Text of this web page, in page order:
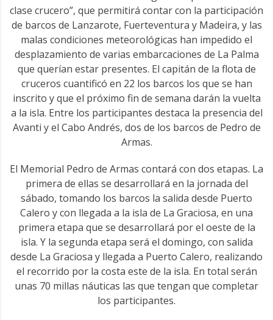
clase crucero”, que permitirá contar con la participación
de barcos de Lanzarote, Fuerteventura y Madeira, y las
malas condiciones meteorológicas han impedido el
desplazamiento de varias embarcaciones de La Palma
que querían estar presentes. El capitán de la flota de
cruceros cuantificó en 22 los barcos los que se han
inscrito y que el próximo fin de semana darán la vuelta
a la isla. Entre los participantes destaca la presencia del
Avanti y el Cabo Andrés, dos de los barcos de Pedro de
Armas.
El Memorial Pedro de Armas contará con dos etapas. La
primera de ellas se desarrollará en la jornada del
sábado, tomando los barcos la salida desde Puerto
Calero y con llegada a la isla de La Graciosa, en una
primera etapa que se desarrollará por el oeste de la
isla. Y la segunda etapa será el domingo, con salida
desde La Graciosa y llegada a Puerto Calero, realizando
el recorrido por la costa este de la isla. En total serán
unas 70 millas náuticas las que tengan que completar
los participantes.